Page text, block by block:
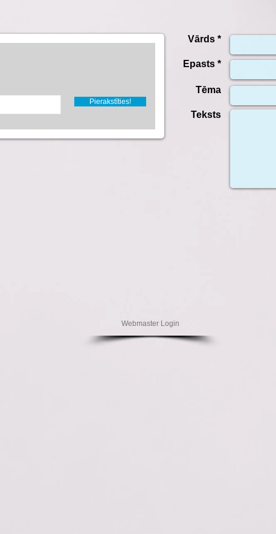
Pierakstīties!
Vārds *
Epasts *
Tēma
Teksts
Webmaster Login